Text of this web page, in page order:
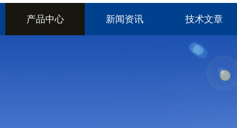
产品中心 新闻资讯 技术文章